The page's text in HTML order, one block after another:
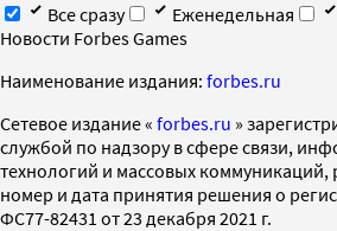
Все сразу
Еженедельная
Новости Forbes Games
Наименование издания: forbes.ru
Cетевое издание « forbes.ru »
службой по надзору в сфере связи,
технологий и массовых коммуникаций,
номер и дата принятия решения о
ФС77-82431 от 23 декабря 2021 г.